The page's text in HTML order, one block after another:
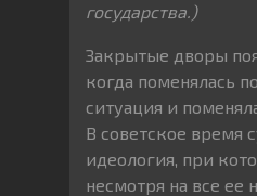
государства.)
Закрытые дворы
когда поменялась
ситуация и
В советское время
идеология, при
несмотря на все ее